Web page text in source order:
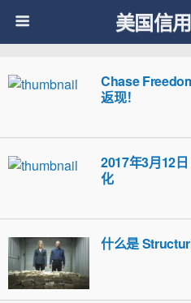
美国信
Chase
返现！
2017年3月12
化
什么是